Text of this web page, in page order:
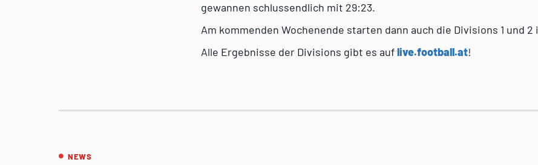
gewannen schlussendlich mit 29:23.
Am kommenden Wochenende starten dann auch die Divisions 1 und 2
Alle Ergebnisse der Divisions gibt es auflive.football.at!
NEWS